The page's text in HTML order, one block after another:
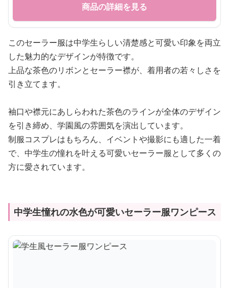
商品の詳細を見る
このセーラー服は中学生らしい清楚感と可愛い印象を両立
した魅力的なデザインが特徴です。
上品な茶色のリボンとセーラー襟が、着用者の若々しさを
引き立てます。
袖口や襟元にあしらわれた茶色のラインが全体のデザイン
を引き締め、学園風の雰囲気を演出しています。
制服コスプレはもちろん、イベントや撮影にも適した一着
で、中学生の憧れを叶える可愛いセーラー服として多くの
方に愛されています。
中学生憧れの水色が可愛いセーラー服ワンピース